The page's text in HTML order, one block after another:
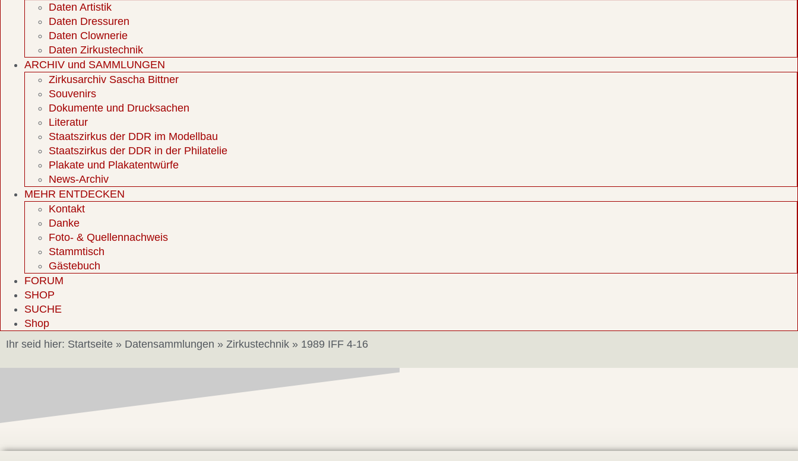
Daten Artistik
Daten Dressuren
Daten Clownerie
Daten Zirkustechnik
ARCHIV und SAMMLUNGEN
Zirkusarchiv Sascha Bittner
Souvenirs
Dokumente und Drucksachen
Literatur
Staatszirkus der DDR im Modellbau
Staatszirkus der DDR in der Philatelie
Plakate und Plakatentwürfe
News-Archiv
MEHR ENTDECKEN
Kontakt
Danke
Foto- & Quellennachweis
Stammtisch
Gästebuch
FORUM
SHOP
SUCHE
Shop
Ihr seid hier: Startseite » Datensammlungen » Zirkustechnik » 1989 IFF 4-16